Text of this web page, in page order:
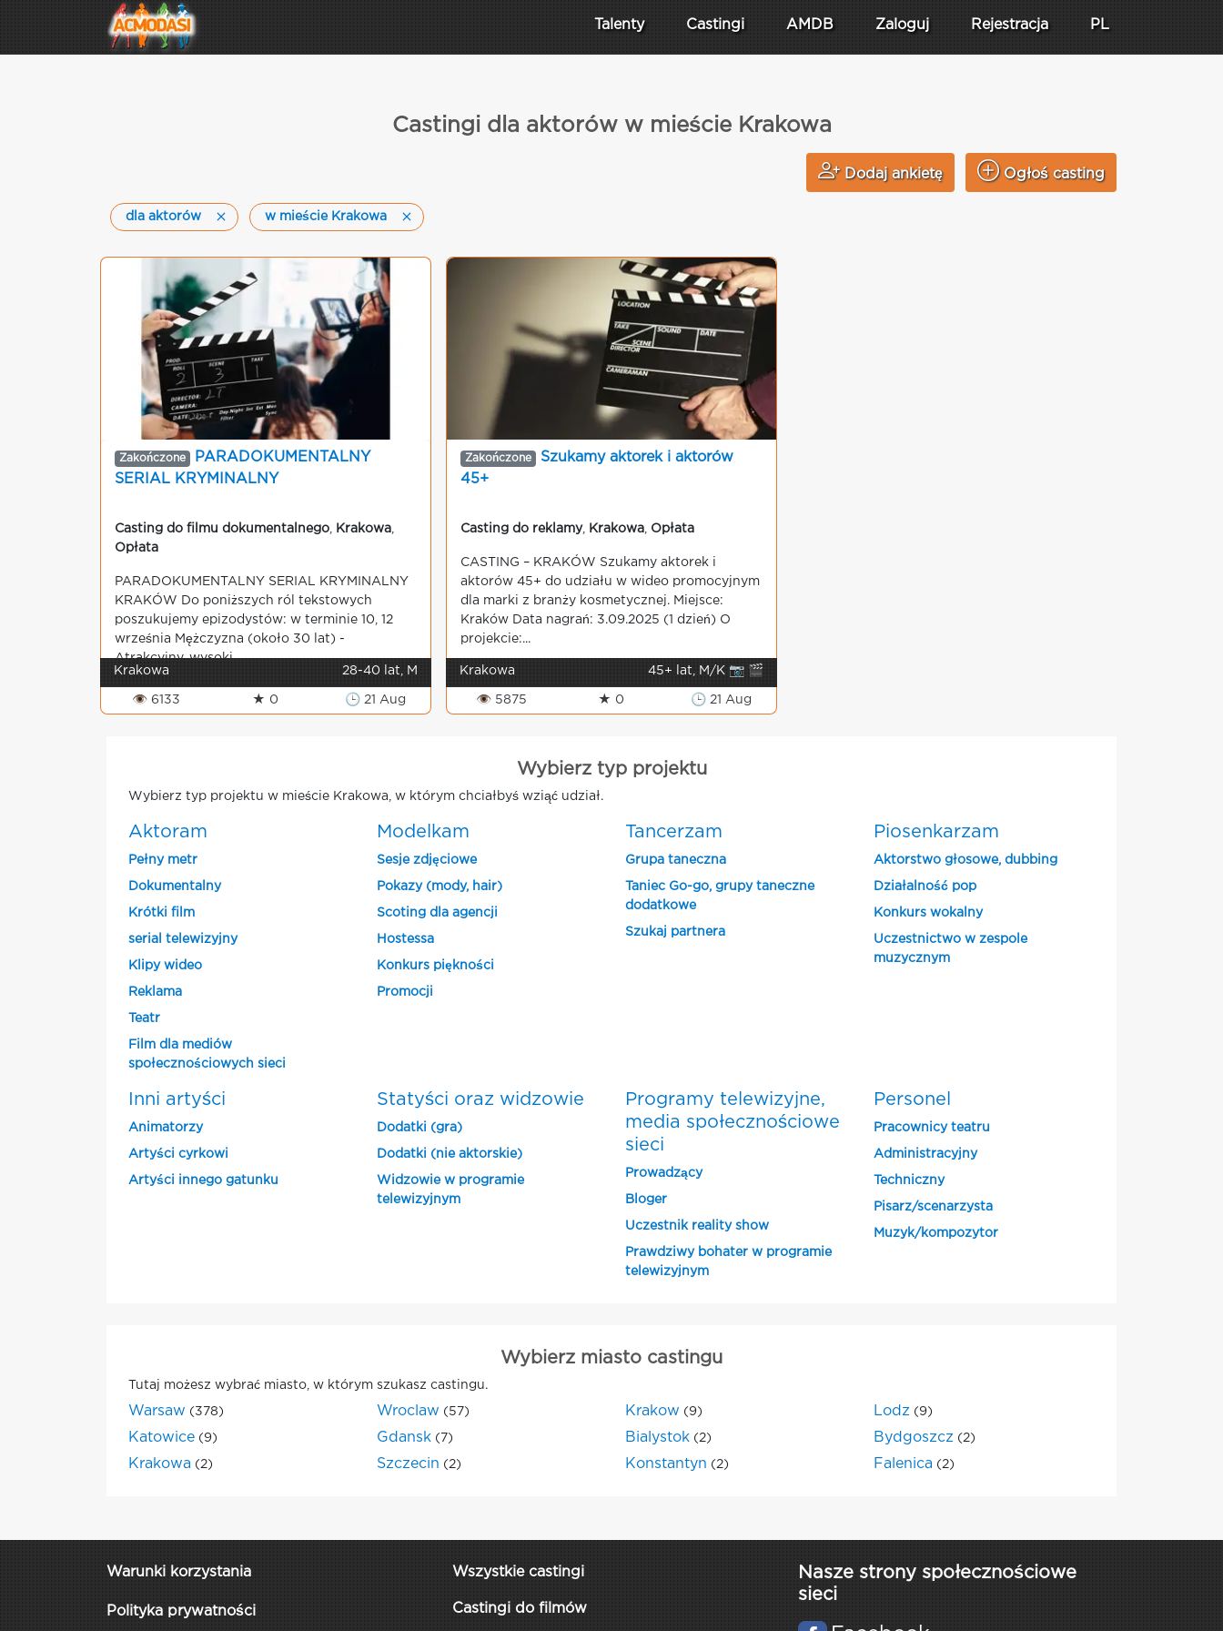
Talenty Castingi AMDB Zaloguj Rejestracja PL
Castingi dla aktorów w mieście Krakowa
Dodaj ankietę Ogłoś casting
dla aktorów w mieście Krakowa
Zakończone
PARADOKUMENTALNY
SERIAL KRYMINALNY
Casting do filmu dokumentalnego Krakowa
Opłata
PARADOKUMENTALNY SERIAL KRYMINALNY
KRAKÓW Do poniższych ról tekstowych
poszukujemy epizodystów: w terminie 10, 12
września Mężczyzna (około 30 lat) -
Atrakcyjny, wysoki,...
Krakowa
28-40 lat, M
👁 6133 ★ 0 🕒 21 Aug
Zakończone
Szukamy aktorek i aktorów
45+
Casting do reklamy, Krakowa Opłata
CASTING – KRAKÓW Szukamy aktorek i
aktorów 45+ do udziału w wideo promocyjnym
dla marki z branży kosmetycznej. Miejsce:
Kraków Data nagrań: 3.09.2025 (1 dzień) O
projekcie:...
Krakowa 45+ lat, M/K 📷 🎬
👁 5875 ★ 0 🕒 21 Aug
Wybierz typ projektu
Wybierz typ projektu w mieście Krakowa, w którym chciałbyś wziąć udział.
Aktoram
Pełny metr
Dokumentalny
Krótki film
serial telewizyjny
Klipy wideo
Reklama
Teatr
Film dla mediów
społecznościowych sieci
Modelkam
Sesje zdjęciowe
Pokazy (mody, hair)
Scoting dla agencji
Hostessa
Konkurs piękności
Promocji
Tancerzam
Grupa taneczna
Taniec Go-go, grupy taneczne
dodatkowe
Szukaj partnera
Piosenkarzam
Aktorstwo głosowe, dubbing
Działalność pop
Konkurs wokalny
Uczestnictwo w zespole
muzycznym
Inni artyści
Animatorzy
Artyści cyrkowi
Artyści innego gatunku
Statyści oraz widzowie
Dodatki (gra)
Dodatki (nie aktorskie)
Widzowie w programie
telewizyjnym
Programy telewizyjne,
media społecznościowe
sieci
Prowadzący
Bloger
Uczestnik reality show
Prawdziwy bohater w programie
telewizyjnym
Personel
Pracownicy teatru
Administracyjny
Techniczny
Pisarz/scenarzysta
Muzyk/kompozytor
Wybierz miasto castingu
Tutaj możesz wybrać miasto, w którym szukasz castingu.
Warsaw (378) Wroclaw (57) Krakow (9) Lodz (9)
Katowice (9) Gdansk (7) Bialystok (2) Bydgoszcz (2)
Krakowa (2) Szczecin (2) Konstantyn (2) Falenica (2)
Warunki korzystania
Polityka prywatności
Wszystkie castingi
Castingi do filmów
Nasze strony społecznościowe
sieci